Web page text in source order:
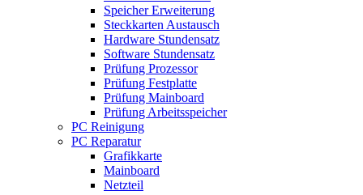
Speicher Erweiterung
Steckkarten Austausch
Hardware Stundensatz
Software Stundensatz
Prüfung Prozessor
Prüfung Festplatte
Prüfung Mainboard
Prüfung Arbeitsspeicher
PC Reinigung
PC Reparatur
Grafikkarte
Mainboard
Netzteil